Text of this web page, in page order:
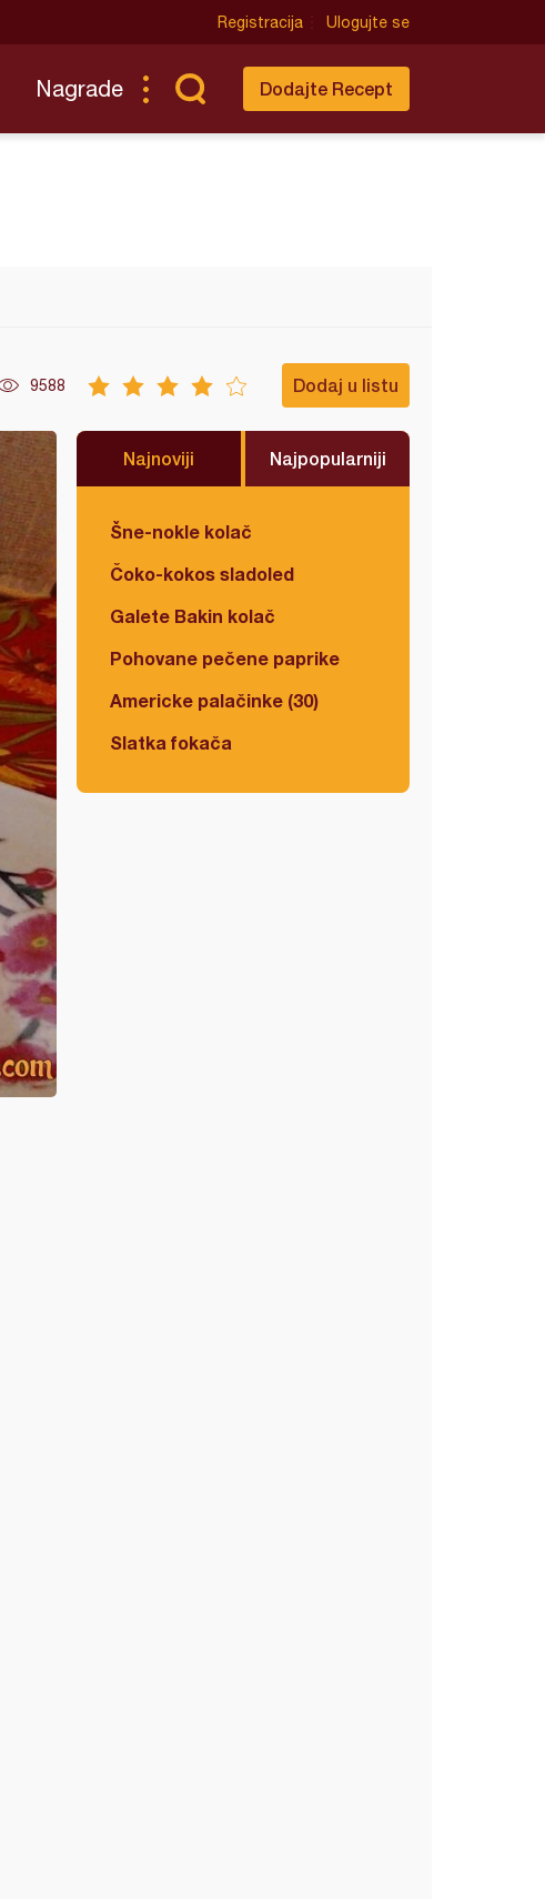
Registracija Ulogujte se
Nagrade Dodajte Recept
9588 Dodaj u listu
Najnoviji Najpopularniji
Šne-nokle kolač
Čoko-kokos sladoled
Galete Bakin kolač
Pohovane pečene paprike
Americke palačinke (30)
Slatka fokača